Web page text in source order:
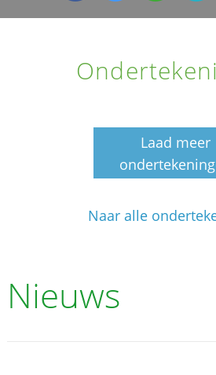
Laad meer
Naar alle
Nieuws